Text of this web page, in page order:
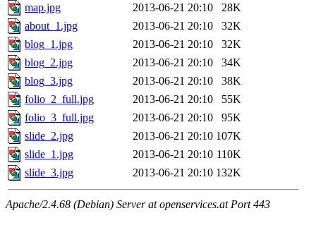
map.jpg
2013-06-21 20:10
28K
about_1.jpg
2013-06-21 20:10
32K
blog_1.jpg
2013-06-21 20:10
32K
blog_2.jpg
2013-06-21 20:10
34K
blog_3.jpg
2013-06-21 20:10
38K
folio_2_full.jpg
2013-06-21 20:10
55K
folio_3_full.jpg
2013-06-21 20:10
95K
slide_2.jpg
2013-06-21 20:10 107K
slide_1.jpg
2013-06-21 20:10 110K
slide_3.jpg
2013-06-21 20:10 132K
Apache/2.4.68 (Debian) Server at openservices.at Port 443